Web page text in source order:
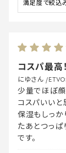
コスパ最高！
にゆさん /
少量でほぼ
コスパいいと
保湿もしっか
たあとつっぱ
です。